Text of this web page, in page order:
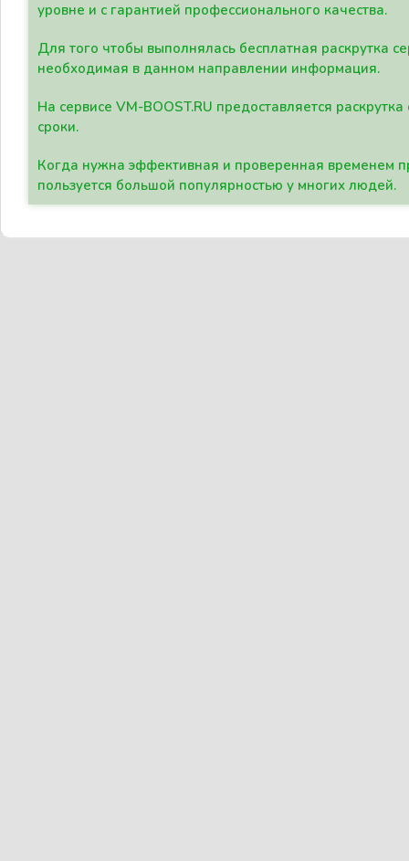
уровне и с гарантией профессионального качества.
Для того чтобы выполнялась бесплатная раскрутка
необходимая в данном направлении информация.
На сервисе VM-BOOST.RU предоставляется
сроки.
Когда нужна эффективная и проверенная временем
пользуется большой популярностью у многих людей.